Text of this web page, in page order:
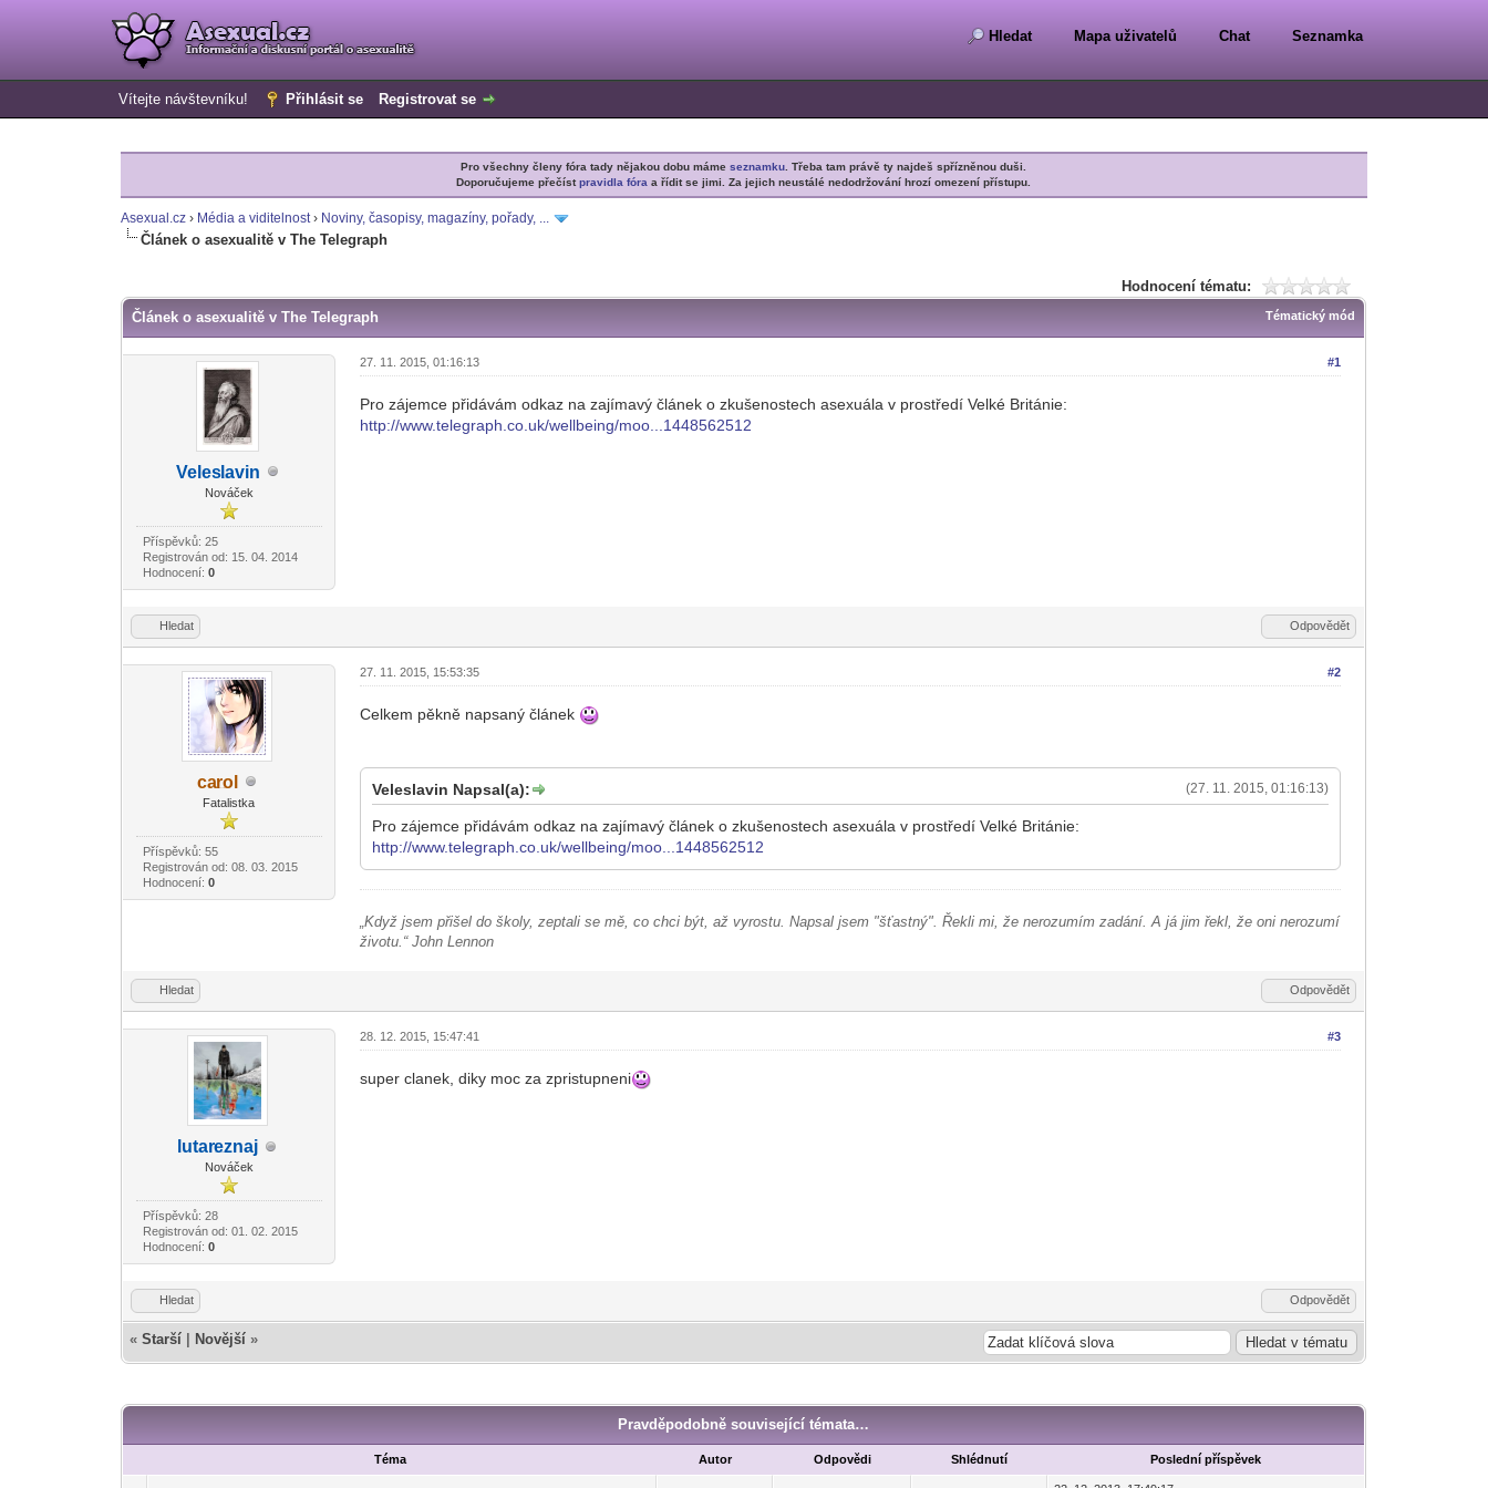
Hledat Mapa uživatelů Chat Seznamka
Vítejte návštevníku! Přihlásit se Registrovat se
Pro všechny členy fóra tady nějakou dobu mámeseznamku . Třeba tam právě ty najdeš spřízněnou duši.
Doporučujeme přečístpravidla fóra a řídit se jimi. Za jejich neustálé nedodržování hrozí omezení přístupu.
Asexual.cz › Média a viditelnost› Noviny, časopisy, magazíny, pořady, ...
Článek o asexualitě v The Telegraph
Hodnocení tématu:
Tématický mód
Článek o asexualitě v The Telegraph
Veleslavin
Nováček
Příspěvků: 25
Registrován od: 15. 04. 2014
Hodnocení: 0
#1
27. 11. 2015, 01:16:13
Pro zájemce přidávám odkaz na zajímavý článek o zkušenostech asexuála v prostředí Velké Británie:
http://www.telegraph.co.uk/wellbeing/moo...1448562512
Hledat Odpovědět
carol
Fatalistka
Příspěvků: 55
Registrován od: 08. 03. 2015
Hodnocení: 0
#2
27. 11. 2015, 15:53:35
Celkem pěkně napsaný článek
(27. 11. 2015, 01:16:13)
Veleslavin Napsal(a):
Pro zájemce přidávám odkaz na zajímavý článek o zkušenostech asexuála v prostředí Velké Británie:
http://www.telegraph.co.uk/wellbeing/moo...1448562512
„Když jsem přišel do školy, zeptali se mě, co chci být, až vyrostu. Napsal jsem "šťastný". Řekli mi, že nerozumím zadání. A já jim řekl, že oni nerozumí
životu.“John Lennon
Hledat Odpovědět
lutareznaj
Nováček
Příspěvků: 28
Registrován od: 01. 02. 2015
Hodnocení: 0
#3
28. 12. 2015, 15:47:41
super clanek, diky moc za zpristupneni
Hledat Odpovědět
«Starší Novější »
Pravděpodobně související témata…
Téma Autor Odpovědi Shlédnutí Poslední příspěvek